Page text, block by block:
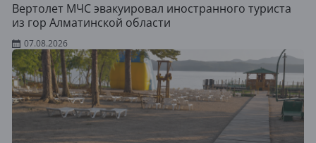
Вертолет МЧС эвакуировал иностранного туриста
из гор Алматинской области
07.08.2026